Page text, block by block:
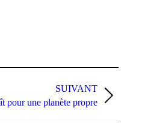
SUIVANT
pour une planète propre